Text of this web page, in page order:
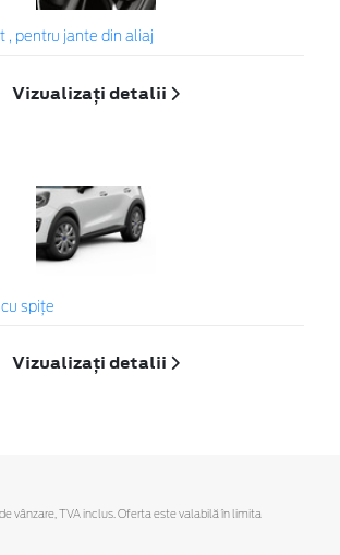
, pentru jante din aliaj
Vizualizați detalii
spițe
Vizualizați detalii
vânzare, TVA inclus. Oferta este valabilă în limita